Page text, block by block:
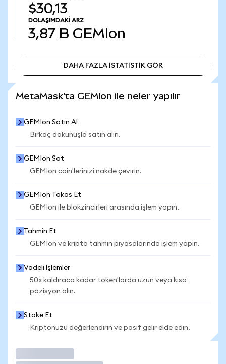
$30,13
DOLAŞIMDAKI ARZ
3,87 B GEMIon
DAHA FAZLA İSTATİSTİK GÖR
MetaMask'ta GEMIon ile neler yapılır
GEMIon Satın Al
Birkaç dokunuşla satın alın.
GEMIon Sat
GEMIon coin'lerinizi nakde çevirin.
GEMIon Takas Et
GEMIon ile blokzincirleri arasında işlem yapın.
Tahmin Et
GEMIon ve kripto tahmin piyasalarında işlem yapın.
Vadeli İşlemler
50x kaldıraca kadar token'larda uzun veya kısa
pozisyon alın.
Stake Et
Kriptonuzu değerlendirin ve pasif gelir elde edin.